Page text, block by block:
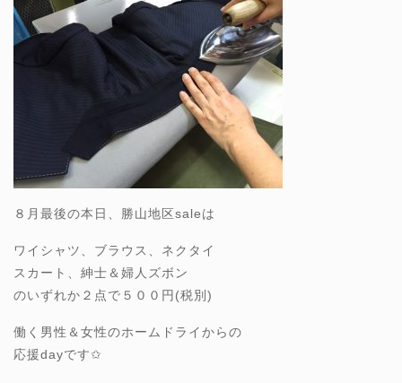
８月最後の本日、勝山地区saleは
ワイシャツ、ブラウス、ネクタイ
スカート、紳士＆婦人ズボン
のいずれか２点で５００円(税別)
働く男性＆女性のホームドライからの
応援dayです✩